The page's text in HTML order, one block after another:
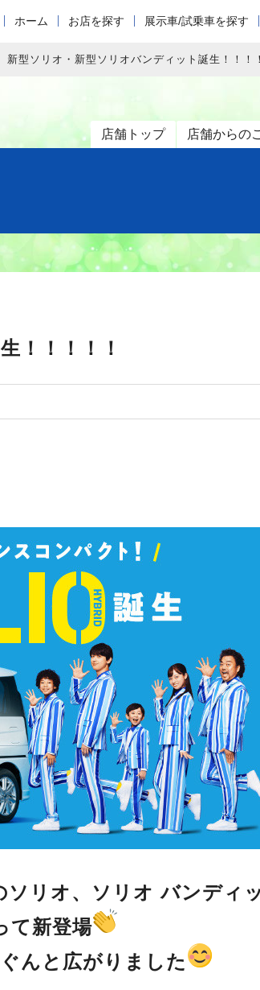
ホーム お店を探す 展示車/試乗車を探す
新型ソリオ・新型ソリオバンディット誕生！！！
店舗トップ 店舗からの
！！！！！
ソリオ、ソリオ バンディ
て新登場
んと広がりました